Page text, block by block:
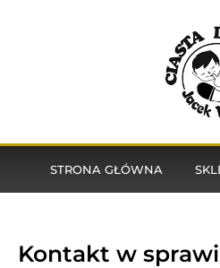
STRONA GŁÓWNA
Kontakt w